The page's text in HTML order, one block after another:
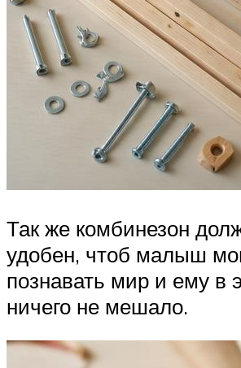
Так же комбинезон
удобен, чтоб малыш
познавать мир и ему в
ничего не мешало.